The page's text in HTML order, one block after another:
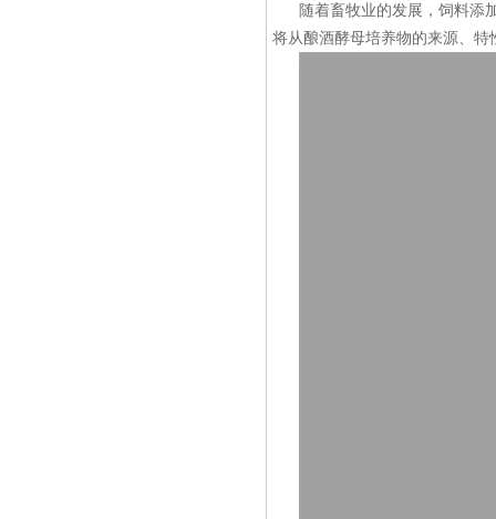
随着畜牧业的发展，饲料添
将从酿酒酵母培养物的来源、